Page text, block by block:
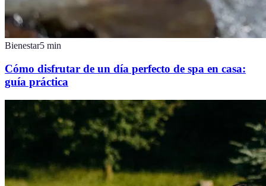
Bienestar5 min
Cómo disfrutar de un día perfecto de spa en casa:
guía práctica